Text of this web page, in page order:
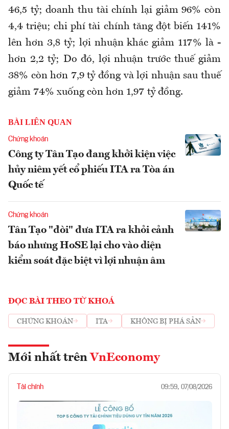
46,5 tỷ; doanh thu tài chính lại giảm 96% còn
4,4 triệu; chi phí tài chính tăng đột biến 141%
lên hơn 3,8 tỷ; lợi nhuận khác giảm 117% là -
hơn 2,2 tỷ; Do đó, lợi nhuận trước thuế giảm
38% còn hơn 7,9 tỷ đồng và lợi nhuận sau thuế
giảm 74% xuống còn hơn 1,97 tỷ đồng.
BÀI LIÊN QUAN
Chứng khoán
Công ty Tân Tạo đang khởi kiện việc
hủy niêm yết cổ phiếu ITA ra Tòa án
Quốc tế
Chứng khoán
Tân Tạo "đòi" đưa ITA ra khỏi cảnh
báo nhưng HoSE lại cho vào diện
kiểm soát đặc biệt vì lợi nhuận âm
ĐỌC BÀI THEO TỪ KHOÁ
CHỨNG KHOÁN ITA KHÔNG BỊ PHÁ SẢN
Mới nhất trên VnEconomy
Tài chính 09:59, 07/08/2026